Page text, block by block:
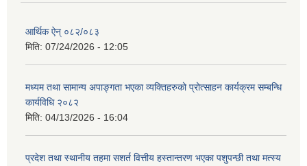
आर्थिक ऐन् ०८२/०८३
मिति: 07/24/2026 - 12:05
मध्यम तथा सामान्य अपाङ्गता भएका व्यक्तिहरुको प्रोत्साहन कार्यक्रम सम्बन्धि
कार्यविधि २०८२
मिति: 04/13/2026 - 16:04
प्रदेश तथा स्थानीय तहमा सशर्त वित्तीय हस्तान्तरण भएका पशुपन्छी तथा मत्स्य